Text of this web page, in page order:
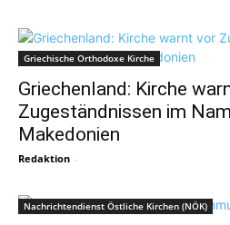
Griechische Orthodoxe Kirche
Griechenland: Kirche
Zugeständnissen im
Makedonien
Redaktion -
Nachrichtendienst Östliche Kirchen (NÖK)